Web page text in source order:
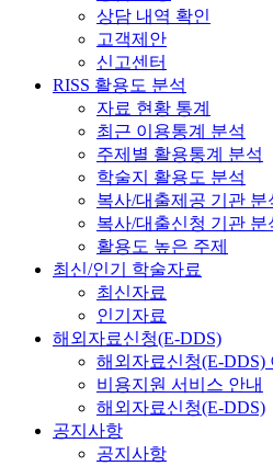
상담 내역 확인
고객제안
신고센터
RISS 활용도 분석
자료 현황 통계
최근 이용통계 분석
주제별 활용통계 분석
학술지 활용도 분석
복사/대출제공 기관 분
복사/대출신청 기관 분
활용도 높은 주제
최신/인기 학술자료
최신자료
인기자료
해외자료신청(E-DDS)
해외자료신청(E-DDS)
비용지원 서비스 안내
해외자료신청(E-DDS)
공지사항
공지사항